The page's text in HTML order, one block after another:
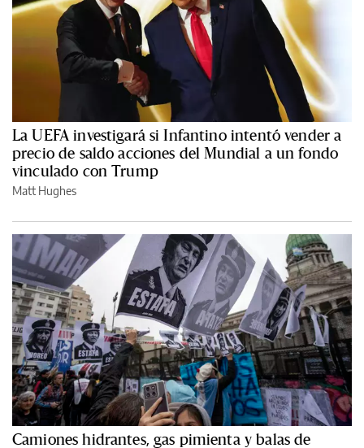
La UEFA investigará si Infantino intentó vender a
precio de saldo acciones del Mundial a un fondo
vinculado con Trump
Matt Hughes
Camiones hidrantes, gas pimienta y balas de